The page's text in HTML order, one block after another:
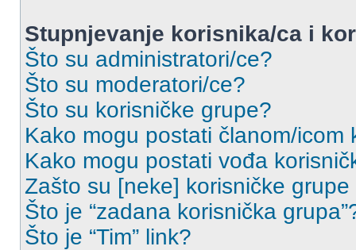
Stupnjevanje korisnika/ca i
Što su administratori/ce?
Što su moderatori/ce?
Što su korisničke grupe?
Kako mogu postati članom/icom
Kako mogu postati vođa
Zašto su [neke] korisničke
Što je “zadana korisnička
Što je “Tim” link?